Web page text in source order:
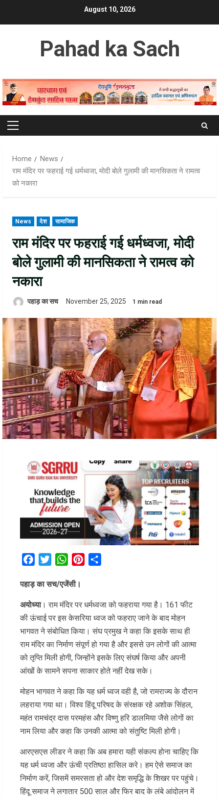
August 10, 2026
Pahad ka Sach
Primary
Home
News
राम मंदिर पर फहराई गई धर्मध्वजा, मोदी बोले गुलामी की मानसिकता ने रामत्व
को नकारा
News देश सामाजिक
राम मंदिर पर फहराई गई धर्मध्वजा, मोदी
बोले गुलामी की मानसिकता ने रामत्व को
नकारा
पहाड़ का सच November 25, 2025 1 min read
FacebookTwitterWhatsAppPinterest
पहाड़ का सच/एजेंसी।
अयोध्या। राम मंदिर पर धर्मध्वजा को फहराया गया है। 161 फीट
की ऊंचाई पर इस केसरिया ध्वज को फहराए जाने के बाद मोहन
भागवत ने संबोधित किया। संघ प्रमुख ने कहा कि इसके साथ ही
राम मंदिर का निर्माण संपूर्ण हो गया है और इससे उन लोगों की आत्मा
को तृप्ति मिली होगी, जिन्होंने इसके लिए संघर्ष किया और अपनी
आंखों के सामने सपना साकार होते नहीं देख सके।
मोहन भागवत ने कहा कि यह धर्म ध्वज वही है, जो रामराज्य के दौरान
लहराया गया था। विश्व हिंदू परिषद के संरक्षक रहे अशोक सिंहल,
महंत रामचंद्र दास परमहंस और विष्णु हरि डालमिया जैसे लोगों का
नाम लिया और कहा कि उनकी आत्मा को संतुष्टि मिली होगी।
आरएसएस लीडर ने कहा कि अब हमारा यही संकल्प होना चाहिए कि
यह धर्म ध्वजा और ऊंची प्रतिष्ठा हासिल करे। हम ऐसे समाज का
निर्माण करें, जिसमें समरसता हो और देश समृद्धि के शिखर पर पहुंचे।
हिंदू समाज ने लगातार 500 साल और फिर बाद के लंबे आंदोलन में